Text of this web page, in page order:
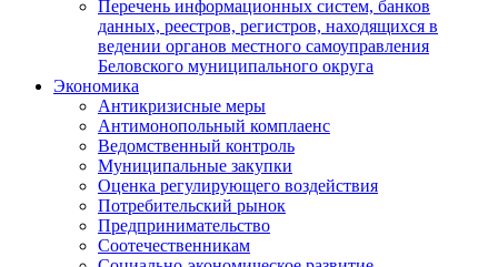
Перечень информационных систем, банков
данных, реестров, регистров, находящихся в
ведении органов местного самоуправления
Беловского муниципального округа
Экономика
Антикризисные меры
Антимонопольный комплаенс
Ведомственный контроль
Муниципальные закупки
Оценка регулирующего воздействия
Потребительский рынок
Предпринимательство
Соотечественникам